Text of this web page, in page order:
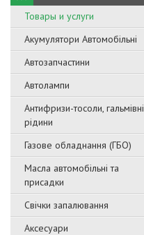
Товары и услуги
Акумулятори Автомобільні
Автозапчастини
Автолампи
Антифризи-тосоли, гальмівні
рідини
Газове обладнання (ГБО)
Масла автомобільні та
присадки
Свічки запалювання
Аксесуари